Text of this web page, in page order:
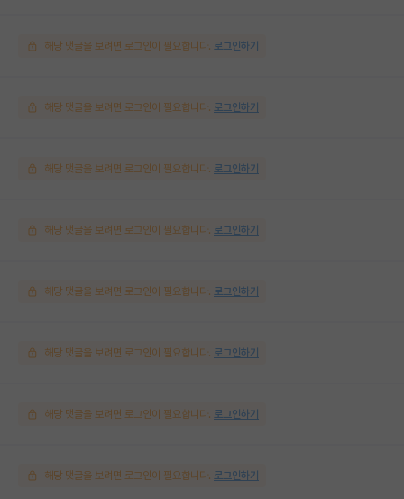
해당 댓글을 보려면 로그인이 필요합니다. 로그인하기
해당 댓글을 보려면 로그인이 필요합니다. 로그인하기
해당 댓글을 보려면 로그인이 필요합니다. 로그인하기
해당 댓글을 보려면 로그인이 필요합니다. 로그인하기
해당 댓글을 보려면 로그인이 필요합니다. 로그인하기
해당 댓글을 보려면 로그인이 필요합니다. 로그인하기
해당 댓글을 보려면 로그인이 필요합니다. 로그인하기
해당 댓글을 보려면 로그인이 필요합니다. 로그인하기